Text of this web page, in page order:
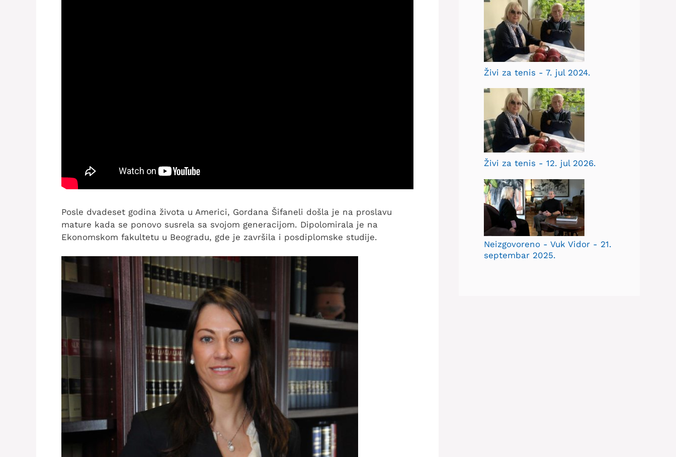
Posle dvadeset godina života u Americi, Gordana Šifaneli došla je na proslavu
mature kada se ponovo susrela sa svojom generacijom. Dipolomirala je na
Ekonomskom fakultetu u Beogradu, gde je završila i posdiplomske studije.
Živi za tenis - 7. jul 2024.
Živi za tenis - 12. jul 2026.
Neizgovoreno - Vuk Vidor - 21.
septembar 2025.